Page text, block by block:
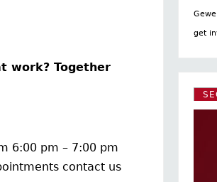
work? Together
6:00 pm – 7:00 pm
contact us
get